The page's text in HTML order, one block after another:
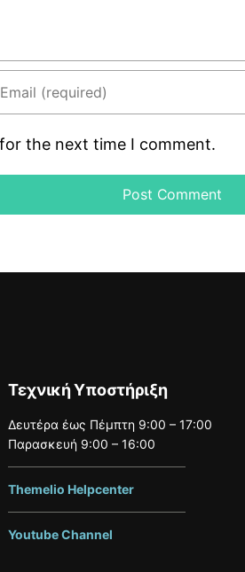
the next time I comment.
Τεχνική Υποστήριξη
Δευτέρα έως Πέμπτη 9:00 – 17:00
Παρασκευή 9:00 – 16:00
Themelio Helpcenter
Youtube Channel